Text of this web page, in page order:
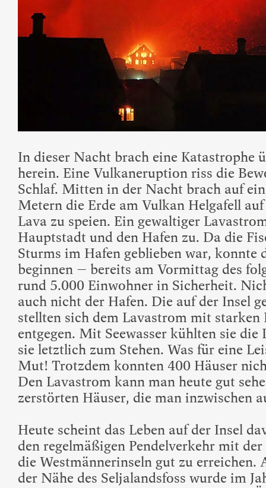
In dieser Nacht brach eine Katastrophe
herein. Eine Vulkaneruption riss die
Schlaf. Mitten in der Nacht brach auf
Metern die Erde am Vulkan Helgafell
Lava zu speien. Ein gewaltiger
Hauptstadt und den Hafen zu. Da die
Sturms im Hafen geblieben war, konnte
beginnen – bereits am Vormittag des
rund 5.000 Einwohner in Sicherheit.
auch nicht der Hafen. Die auf der Insel
stellten sich dem Lavastrom mit starken
entgegen. Mit Seewasser kühlten sie die
sie letztlich zum Stehen. Was für eine
Mut! Trotzdem konnten 400 Häuser
Den Lavastrom kann man heute gut
zerstörten Häuser, die man inzwischen
Heute scheint das Leben auf der Insel
den regelmäßigen Pendelverkehr mit
die Westmännerinseln gut zu erreichen.
der Nähe des Seljalandsfoss wurde im